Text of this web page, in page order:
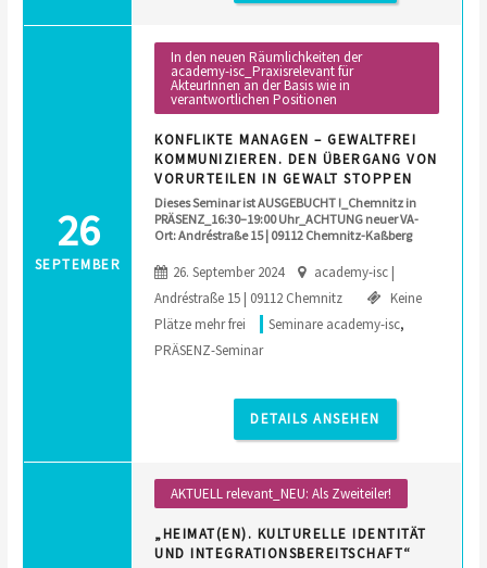
26
SEPTEMBER
In den neuen Räumlichkeiten der
academy-isc_Praxisrelevant für
AkteurInnen an der Basis wie in
verantwortlichen Positionen
KONFLIKTE MANAGEN – GEWALTFREI
KOMMUNIZIEREN. DEN ÜBERGANG VON
VORURTEILEN IN GEWALT STOPPEN
Dieses Seminar ist AUSGEBUCHT !_Chemnitz in
PRÄSENZ_16:30–19:00 Uhr_ACHTUNG neuer VA-
Ort: Andréstraße 15 | 09112 Chemnitz-Kaßberg
26. September 2024
academy-isc |
Andréstraße 15 | 09112 Chemnitz
Keine
Plätze mehr frei
Seminare academy-isc,
PRÄSENZ-Seminar
DETAILS ANSEHEN
AKTUELL relevant_NEU: Als Zweiteiler!
„HEIMAT(EN). KULTURELLE IDENTITÄT
UND INTEGRATIONSBEREITSCHAFT“